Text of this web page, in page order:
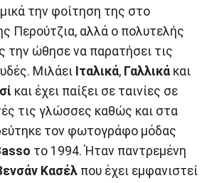
την φοίτηση της στο
Περούτζια, αλλά ο πολυτελής
την ώθησε να παρατήσει τις
Μιλάει Ιταλικά, Γαλλικά και
και έχει παίξει σε ταινίες σε
τις γλώσσες καθώς και στα
τον φωτογράφο μόδας
το 1994. Ήταν παντρεμένη
Κασέλ που έχει εμφανιστεί